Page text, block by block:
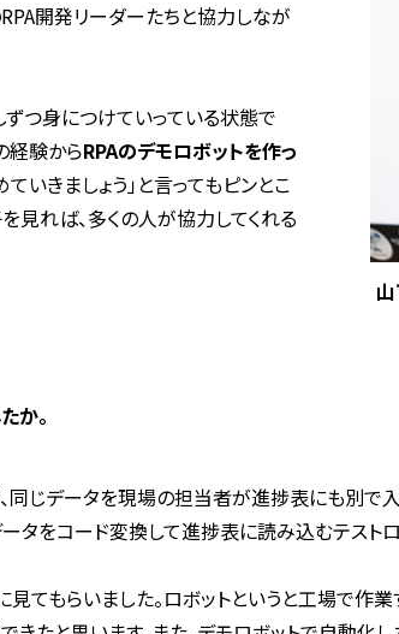
RPA開発リーダーたちと協力しなが
つ身につけていっている状態で
経験からRPAのデモロボットを作っ
いきましょう」と言ってもピンとこ
見れば、多くの人が協力してくれる
か。
じデータを現場の担当者が進捗表にも別で
ータをコード変換して進捗表に読み込むテスト
てもらいました。ロボットというと工場で作